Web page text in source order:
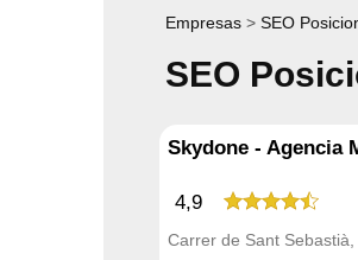
Empresas SEO
SEO
Skydone - Agencia
4,9
Carrer de Sant